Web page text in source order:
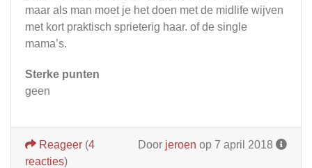
maar als man moet je het doen met de midlife wijven
met kort praktisch sprieterig haar. of de single
mama’s.
Sterke punten
geen
Door jeroen op 7 april 2018
Reageer (4
reacties)